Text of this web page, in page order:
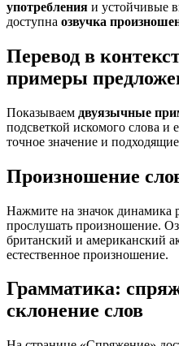
употребления и устойчивые
доступна озвучка
Перевод в
примеры
Показываем двуязычные
подсветкой искомого слова
точное значение и
Произношение
Нажмите на значок динамика
прослушать произношение.
британский и американский
естественное произношение.
Грамматика:
склонение слов